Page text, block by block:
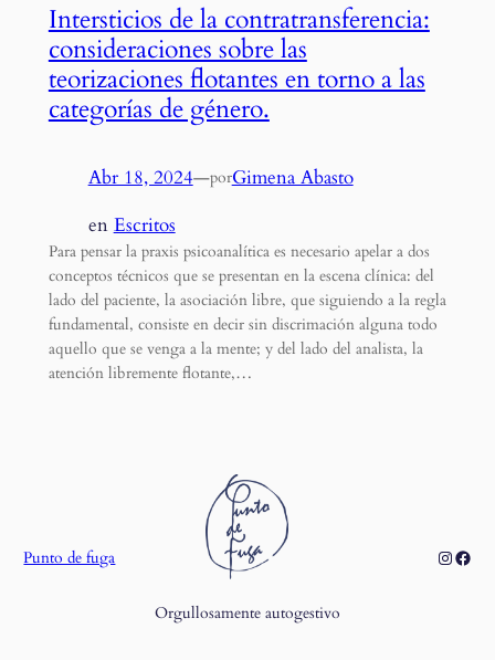
Intersticios de la contratransferencia:
consideraciones sobre las
teorizaciones flotantes en torno a las
categorías de género.
Abr 18, 2024—porGimena Abasto
en Escritos
Para pensar la praxis psicoanalítica es necesario apelar a dos
conceptos técnicos que se presentan en la escena clínica: del
lado del paciente, la asociación libre, que siguiendo a la regla
fundamental, consiste en decir sin discrimación alguna todo
aquello que se venga a la mente; y del lado del analista, la
atención libremente flotante,…
Punto de fuga
Orgullosamente autogestivo